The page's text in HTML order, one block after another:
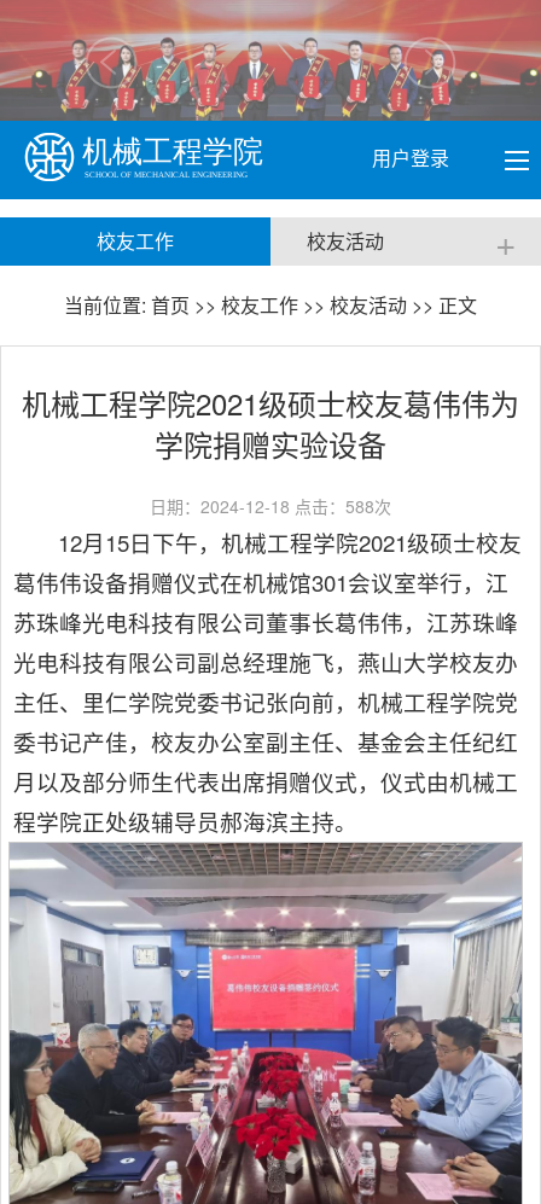
用户登录
校友工作 校友活动 +
当前位置: 首页 >> 校友工作 >> 校友活动 >> 正文
机械工程学院2021级硕士校友葛伟伟为
学院捐赠实验设备
日期：2024-12-18 点击： 588次
12月15日下午，机械工程学院2021级硕士校友
葛伟伟设备捐赠仪式在机械馆301会议室举行，江
苏珠峰光电科技有限公司董事长葛伟伟，江苏珠峰
光电科技有限公司副总经理施飞，燕山大学校友办
主任、里仁学院党委书记张向前，机械工程学院党
委书记产佳，校友办公室副主任、基金会主任纪红
月以及部分师生代表出席捐赠仪式，仪式由机械工
程学院正处级辅导员郝海滨主持。